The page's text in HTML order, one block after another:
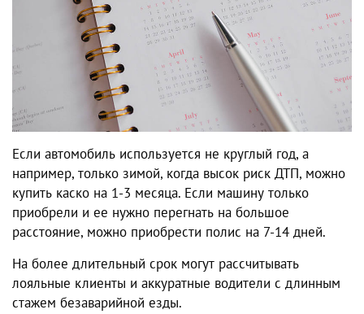
Если автомобиль используется не круглый год, а
например, только зимой, когда высок риск ДТП, можно
купить каско на 1-3 месяца. Если машину только
приобрели и ее нужно перегнать на большое
расстояние, можно приобрести полис на 7-14 дней.
На более длительный срок могут рассчитывать
лояльные клиенты и аккуратные водители с длинным
стажем безаварийной езды.